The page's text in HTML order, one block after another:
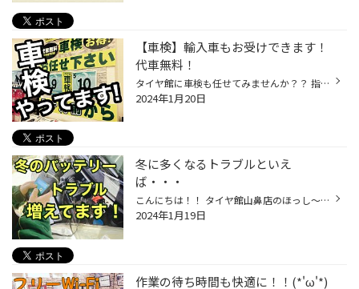
【車検】輸入車もお受けできます！
代車無料！
タイヤ館に車検も任せてみませんか？？ 指定工場に取次致します！ 交換部品やメンテナンスなどはタイヤ館でも実施致します！ 1月、2月に車検満了の方はお早めに！！！ 代車は無料です！！ ※ご使用分のガソリン補充をお願いしております。 予約になりますので 「車検もタイヤ館に任せてみようかな。...
2024年1月20日
冬に多くなるトラブルといえ
ば・・・
こんにちは！！ タイヤ館山鼻店のほっし～です！！！ 連日の大雪で車を使いたくても道が混んでるし狭くなってるしでなかなか使えない方も多いんじゃないでしょうか・・・？ しかし、この時期に車を使わないでいるといろいろなトラブルが・・・ そう！まずはバッテリートラブル！！！ バッテリーも冬...
2024年1月19日
作業の待ち時間も快適に！！(*'ω'*)